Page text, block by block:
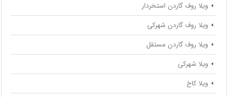
ویلا روف گاردن استخردار
ویلا روف گاردن شهرکی
ویلا روف گاردن مستقل
ویلا شهرکی
ویلا کاخ